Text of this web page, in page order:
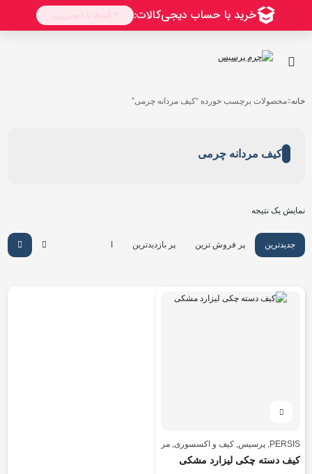
خانه محصولات برچسب خورده “کیف مردانه چرمی”
کیف مردانه چرمی
نمایش یک نتیجه
پر فروش ترین پر بازدیدترین جدیدترین گرانترین
PERSIS
,پرسیس,کیف و اکسسوری,مردانه
کیف دسته چکی لیزارد مشکی